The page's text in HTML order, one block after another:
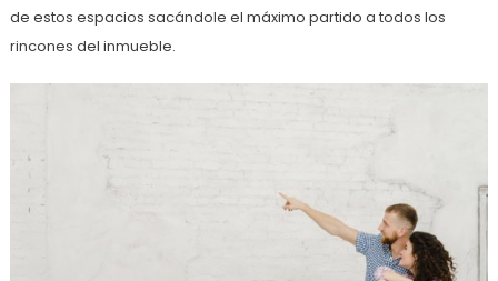
de estos espacios sacándole el máximo partido a todos los
rincones del inmueble.